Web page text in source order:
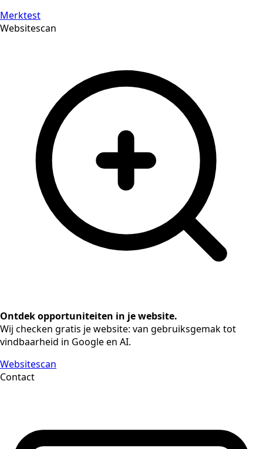
Merktest
Websitescan
Ontdek opportuniteiten in je website.
Wij checken gratis je website: van gebruiksgemak tot
vindbaarheid in Google en AI.
Websitescan
Contact